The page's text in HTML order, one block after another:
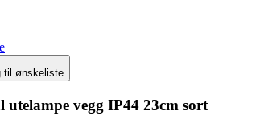
til ønskeliste
utelampe vegg IP44 23cm sort